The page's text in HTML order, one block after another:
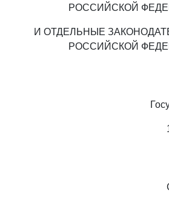
РОССИЙСКОЙ
И ОТДЕЛЬНЫЕ
РОССИЙСКОЙ